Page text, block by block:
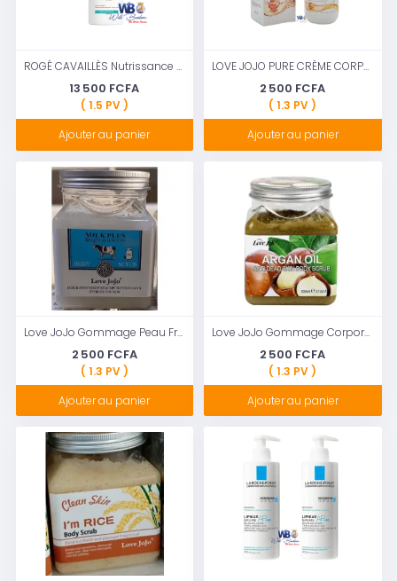
ROGÉ CAVAILLÈS Nutrissance - Baume corps réparateur - Surgras vitamine, 400ml
13 500 FCFA
( 1.5 PV )
Ajouter au panier
LOVE JOJO PURE CRÈME CORPS AUX ESSENCES DE FLEURS ET DE PLANTES 320ML
2 500 FCFA
( 1.3 PV )
Ajouter au panier
Love JoJo Gommage Peau Fraîche au Lait de Vache
2 500 FCFA
( 1.3 PV )
Ajouter au panier
Love JoJo Gommage Corporel à l'Huile d'Argan
2 500 FCFA
( 1.3 PV )
Ajouter au panier